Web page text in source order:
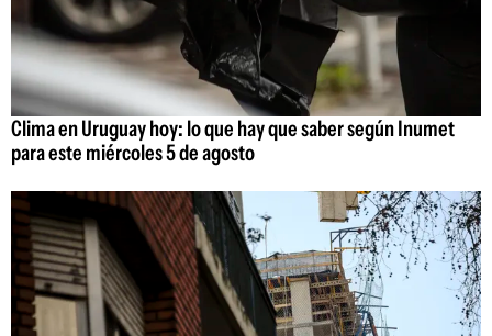
Clima en Uruguay hoy: lo que hay que saber según Inumet
para este miércoles 5 de agosto